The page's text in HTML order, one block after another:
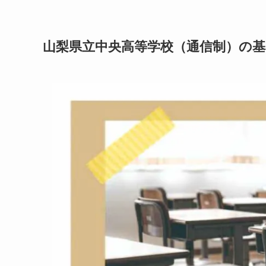
山梨県立中央高等学校（通信制）の